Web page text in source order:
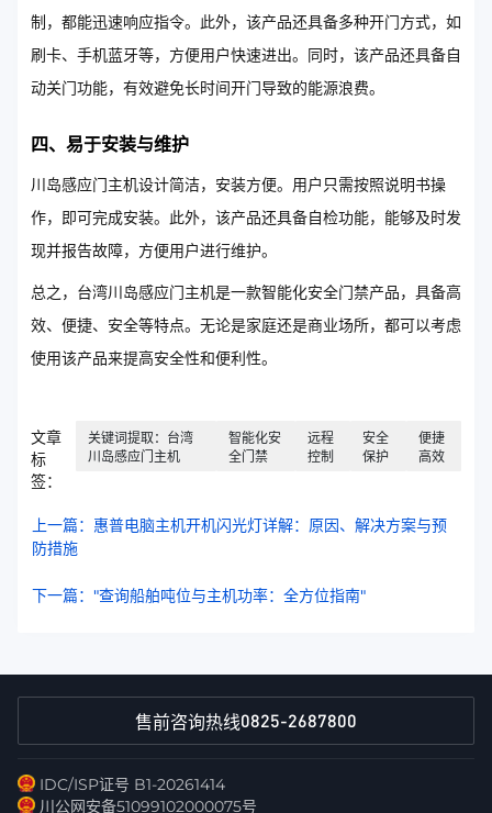
制，都能迅速响应指令。此外，该产品还具备多种开门方式，如
刷卡、手机蓝牙等，方便用户快速进出。同时，该产品还具备自
动关门功能，有效避免长时间开门导致的能源浪费。
四、易于安装与维护
川岛感应门主机设计简洁，安装方便。用户只需按照说明书操
作，即可完成安装。此外，该产品还具备自检功能，能够及时发
现并报告故障，方便用户进行维护。
总之，台湾川岛感应门主机是一款智能化安全门禁产品，具备高
效、便捷、安全等特点。无论是家庭还是商业场所，都可以考虑
使用该产品来提高安全性和便利性。
文章
标
签：
关键词提取：台湾
川岛感应门主机
智能化安
全门禁
远程
控制
安全
保护
便捷
高效
上一篇：惠普电脑主机开机闪光灯详解：原因、解决方案与预
防措施
下一篇："查询船舶吨位与主机功率：全方位指南"
售前咨询热线0825-2687800
IDC/ISP证号 B1-20261414
川公网安备51099102000075号